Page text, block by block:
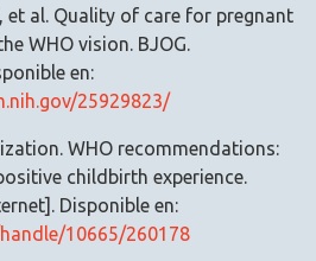
et al. Quality of care for pregnant
WHO vision. BJOG.
en:
25929823/
WHO recommendations:
childbirth experience.
Disponible en:
10665/260178